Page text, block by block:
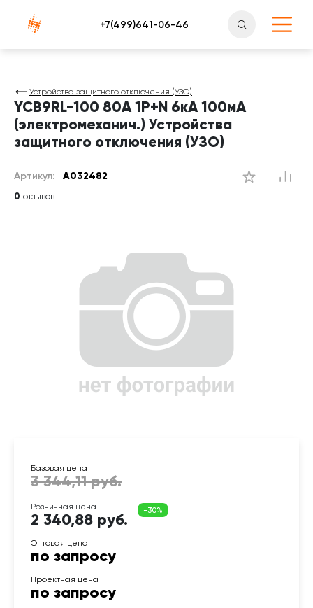
Атлантснаб
Устройства защитного отключения (УЗО)
YCB9RL-100 80А 1P+N 6кА 100мА
(электромеханич.) Устройства
защитного отключения (УЗО)
Артикул: A032482
2 340,88 руб.
по запросу
по запросу